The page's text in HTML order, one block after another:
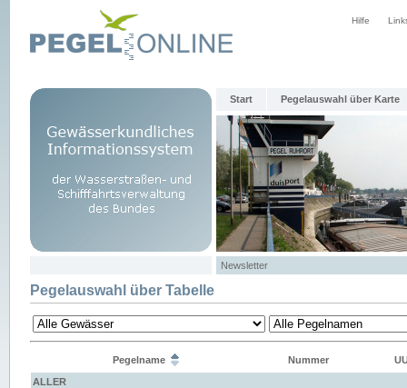
Hilfe
Start Pegelauswahl über Karte
Newsletter
Pegelauswahl über Tabelle
Pegelname Nummer
ALLER